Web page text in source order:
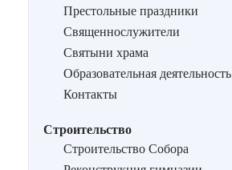
Престольные праздники
Священнослужители
Святыни храма
Образовательная деятельность
Контакты
Строительство
Строительство Собора